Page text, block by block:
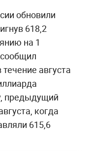
обновили
618,2
на 1
августа
предыдущий
когда
615,6